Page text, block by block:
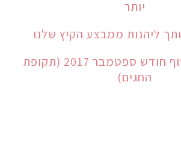
יותר
ליהנות ממבצע הקיץ שלנו
למימוש עד סוף חודש ספטמבר 2017 (תקופת
החגים)